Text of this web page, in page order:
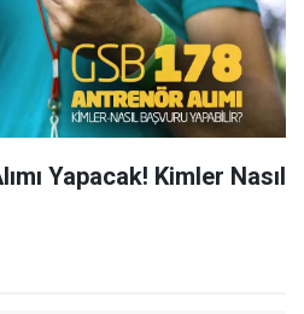
Yapacak! Kimler Nasıl